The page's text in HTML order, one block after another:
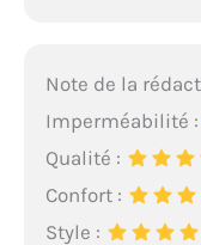
Note de la
Imperméabilité :
Qualité :
Confort :
Style :